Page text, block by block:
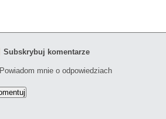
Subskrybuj komentarze
Powiadom mnie o odpowiedziach